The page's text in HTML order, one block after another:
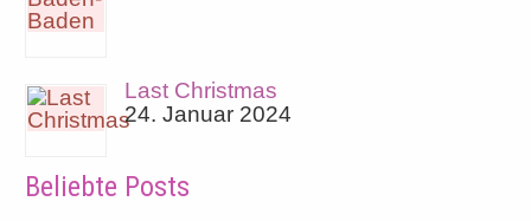
Last Christmas
24. Januar 2024
Beliebte Posts